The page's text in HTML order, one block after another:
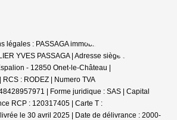
légales : PASSAGA immobilier - Onet-le-Château |
YVES PASSAGA | Adresse siège social : Le
- 12850 Onet-le-Château |
: RODEZ | Numero TVA
| Forme juridique : SAS | Capital
RCP : 120317405 | Carte T :
le 30 avril 2025 | Date de délivrance : 2000-